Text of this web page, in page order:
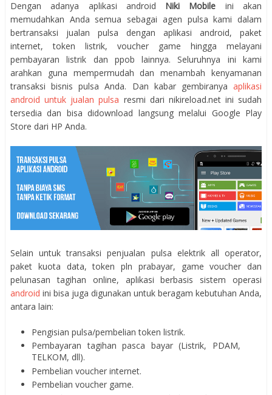
Dengan adanya aplikasi android Niki Mobile ini akan
memudahkan Anda semua sebagai agen pulsa kami dalam
bertransaksi jualan pulsa dengan aplikasi android, paket
internet, token listrik, voucher game hingga melayani
pembayaran listrik dan ppob lainnya. Seluruhnya ini kami
arahkan guna mempermudah dan menambah kenyamanan
transaksi bisnis pulsa Anda. Dan kabar gembiranya aplikasi
android untuk jualan pulsa resmi dari nikireload.net ini sudah
tersedia dan bisa didownload langsung melalui Google Play
Store dari HP Anda.
Selain untuk transaksi penjualan pulsa elektrik all operator,
paket kuota data, token pln prabayar, game voucher dan
pelunasan tagihan online, aplikasi berbasis sistem operasi
android ini bisa juga digunakan untuk beragam kebutuhan Anda,
antara lain:
Pengisian pulsa/pembelian token listrik.
Pembayaran tagihan pasca bayar (Listrik, PDAM,
TELKOM, dll).
Pembelian voucher internet.
Pembelian voucher game.